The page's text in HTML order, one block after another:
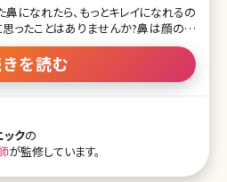
鼻になれたら、もっとキレイになれるの
ったことはありませんか?鼻は顔の中
変えたい!と思っている人も多いのでは
にプロテーゼを入れる隆鼻術をする勇
う。そこで今回は鼻を高くするための
ルロン酸注射ってどんなもの? 1-2.
3.鼻に入れるヒアルロン酸の質 1-4.
1-5.ヒアルロン酸注射の値段 2.鼻への
知っておきたいこと 2-1.鼻へのヒア
を読む
クの
が監修しています。